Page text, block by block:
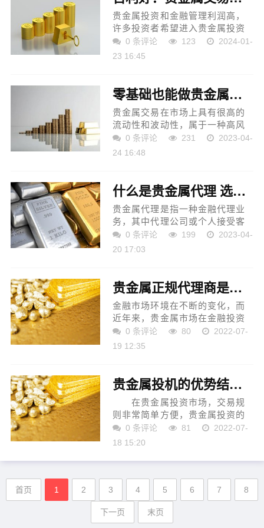
贵金属投资和金融管理利润高，
许多投资者希望进入贵金属投资
市场赚大钱。然而，贵金属投资
交易对投资者的投资水平有很高
0 条评论 123
2024-01-
23 16:45
零基础也能做贵金属交易！新手快速入门技巧！
贵金属交易在市场上具有很高的
流动性和波动性，属于一种高风
险、高收益的投资方式。它涉及
到黄金、白银等贵金属的买卖，
0 条评论 231
2023-04-
24 16:48
什么是贵金属代理 选择贵金属代理平台需要考虑哪些因素
贵金属代理是指一种金融代理业
务，其中代理公司或个人接受客
户的贵金属交易委托，为其提供
代理服务，并根据客户的要求进
0 条评论 199
2023-04-
20 17:03
贵金属正规代理商是怎样赚钱的？
金融市场环境在不断的变化，而
近年来，贵金属市场在金融投资
界迅速崛起，越来越多的投资者
涌入贵金属市场。正因此如，贵
0 条评论 80
2022-07-
19 12:35
贵金属投机的优势结合在一起，你准备好交易了吗?
在贵金属投资市场，交易规
则非常简单方便，贵金属投资的
进入门槛相对较低，这也是贵金
属投资优势。不可预测的市场也
因。事实上，贵金属投资...
0 条评论 81
2022-07-
18 15:20
首页 1 2 3 4 5 6 7 8
下一页 末页